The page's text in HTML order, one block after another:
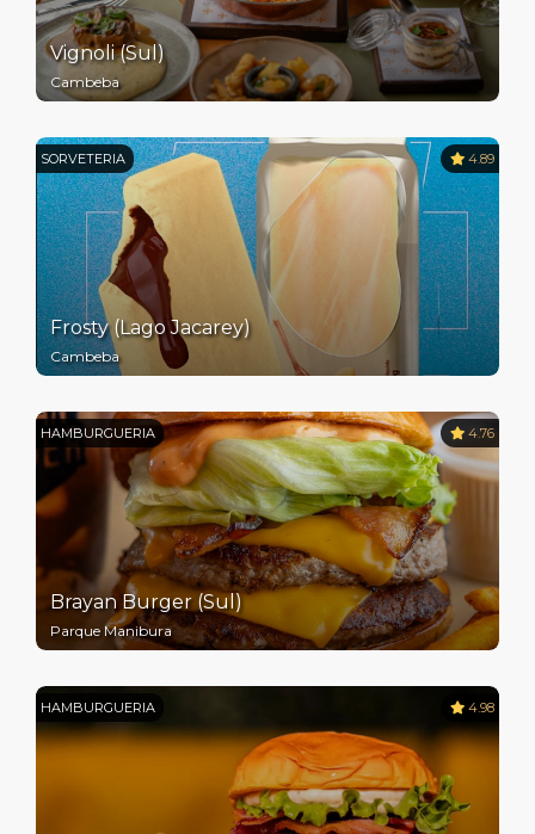
Vignoli (Sul)
Cambeba
SORVETERIA 4.89
Frosty (Lago Jacarey)
Cambeba
HAMBURGUERIA 4.76
Brayan Burger (Sul)
Parque Manibura
HAMBURGUERIA 4.98